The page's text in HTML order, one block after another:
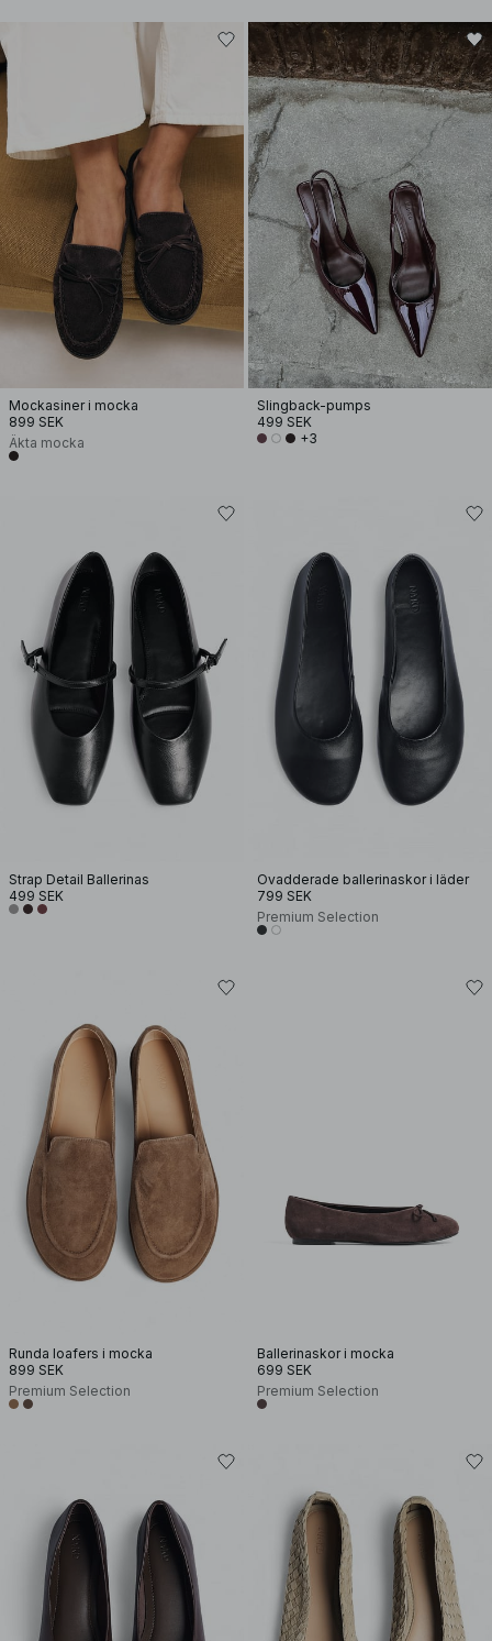
Mockasiner i mocka
899 SEK
Äkta mocka
Slingback-pumps
499 SEK
+3
Strap Detail Ballerinas
499 SEK
Ovadderade ballerinaskor i läder
799 SEK
Premium Selection
Runda loafers i mocka
899 SEK
Premium Selection
Ballerinaskor i mocka
699 SEK
Premium Selection